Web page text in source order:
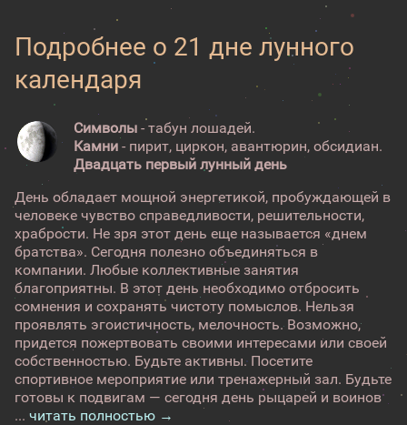
Подробнее о 21 дне лунного
календаря
Символы - табун лошадей.
Камни - пирит, циркон, авантюрин, обсидиан.
Двадцать первый лунный день
День обладает мощной энергетикой, пробуждающей в
человеке чувство справедливости, решительности,
храбрости. Не зря этот день еще называется «днем
братства». Сегодня полезно объединяться в
компании. Любые коллективные занятия
благоприятны. В этот день необходимо отбросить
сомнения и сохранять чистоту помыслов. Нельзя
проявлять эгоистичность, мелочность. Возможно,
придется пожертвовать своими интересами или своей
собственностью. Будьте активны. Посетите
спортивное мероприятие или тренажерный зал. Будьте
готовы к подвигам — сегодня день рыцарей и воинов
... читать полностью →